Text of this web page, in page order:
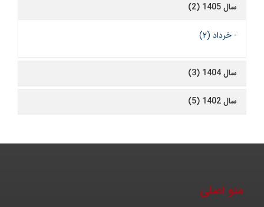
سال 1405 (2)
- خرداد (۲)
سال 1404 (3)
سال 1402 (5)
منو اصلی